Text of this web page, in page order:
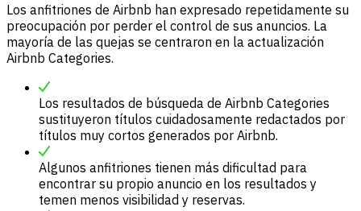
Los anfitriones de Airbnb han expresado repetidamente su
preocupación por perder el control de sus anuncios. La
mayoría de las quejas se centraron en la actualización
Airbnb Categories.
Los resultados de búsqueda de Airbnb Categories
sustituyeron títulos cuidadosamente redactados por
títulos muy cortos generados por Airbnb.
Algunos anfitriones tienen más dificultad para
encontrar su propio anuncio en los resultados y
temen menos visibilidad y reservas.